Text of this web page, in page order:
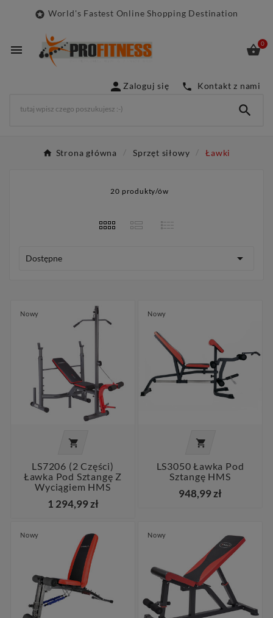
 World's Fastest Online Shopping Destination
 0
 Zaloguj się  Kontakt z nami

Strona główna Sprzęt siłowy Ławki
20 produkty/ów
Dostępne 
Nowy

LS7206 (2 Części)
Ławka Pod Sztangę Z
Wyciągiem HMS
1 294,99 zł
Nowy

LS3050 Ławka Pod
Sztangę HMS
948,99 zł
Nowy Nowy